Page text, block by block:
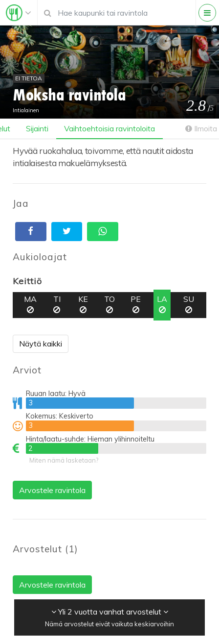
EI TIETOA
Moksha ravintola
Intialainen 2.8 /5
Sijainti Vaihtoehtoisia ravintoloita
Hyvää ruokahalua, toivomme, että nautit aidosta
intialaisesta makuelämyksestä.
Jaa
Aukioloajat
Keittiö
MA TI KE TO PE LA SU
Näytä kaikki
Arviot
Ruuan laatu:Hyvä
3
3
Kokemus: Keskiverto
3
3
Hinta/laatu-suhde:Hieman ylihinnoiteltu
2
2
Miten nämä lasketaan?
Arvostele ravintola
Arvostelut (1)
Arvostele ravintola
Yli 2 vuotta vanhat arvostelut
Nämä arvostelut eivät vaikuta keskiarvoihin